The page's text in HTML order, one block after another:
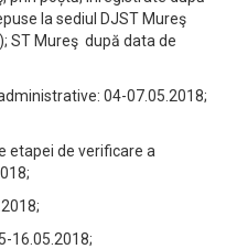
la sediul DJST Mureş
ST Mureş după data de
04-07.05.2018;
etapei de verificare a
16.05.2018;